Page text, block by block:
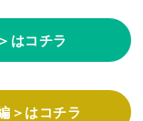
はコチラ
＞はコチラ